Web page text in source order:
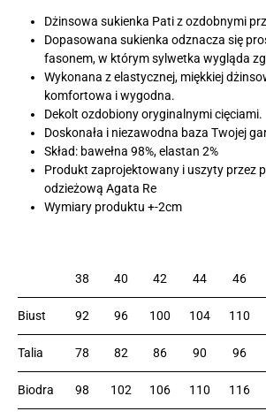
Dżinsowa sukienka Pati z ozdobnymi
Dopasowana sukienka odznacza się
fasonem, w którym sylwetka wygląda
Wykonana z elastycznej, miękkiej
komfortowa i wygodna.
Dekolt ozdobiony oryginalnymi cięciami.
Doskonała i niezawodna baza Twojej
Skład: bawełna 98%, elastan 2%
Produkt zaprojektowany i uszyty przez
odzieżową Agata Re
Wymiary produktu +-2cm
38 40 42 44 46
Biust 92 96 100 104 110
Talia 78 82 86 90 96
Biodra 98 102 106 110 116